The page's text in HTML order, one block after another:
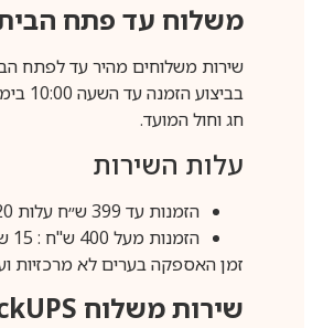
משלוח עד פתח הבית (כ-5 ימי
שירות משלוחים מהיר עד לפתח הבית/
חג וחול המועד.
עלות השירות
הזמנות עד 399 ש״ח עלות 20 שקלים
הזמנות מעל 400 ש"ח : 15 ש״ח
זמן האספקה בערים לא מרכזיות וערים
שירות משלוח